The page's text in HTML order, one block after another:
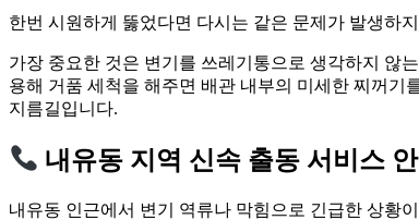
한번 시원하게 뚫었다면 다시는 같은 문제가 발생하
가장 중요한 것은 변기를 쓰레기통으로 생각하지 않
용해 거품 세척을 해주면 배관 내부의 미세한 찌꺼기
지름길입니다.
내유동 지역 신속 출동 서비스 안
내유동 인근에서 변기 역류나 막힘으로 긴급한 상황